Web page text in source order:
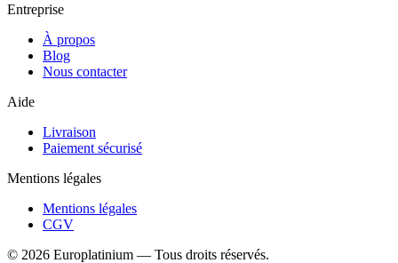
Entreprise
À propos
Blog
Nous contacter
Aide
Livraison
Paiement sécurisé
Mentions légales
Mentions légales
CGV
© 2026 Europlatinium — Tous droits réservés.